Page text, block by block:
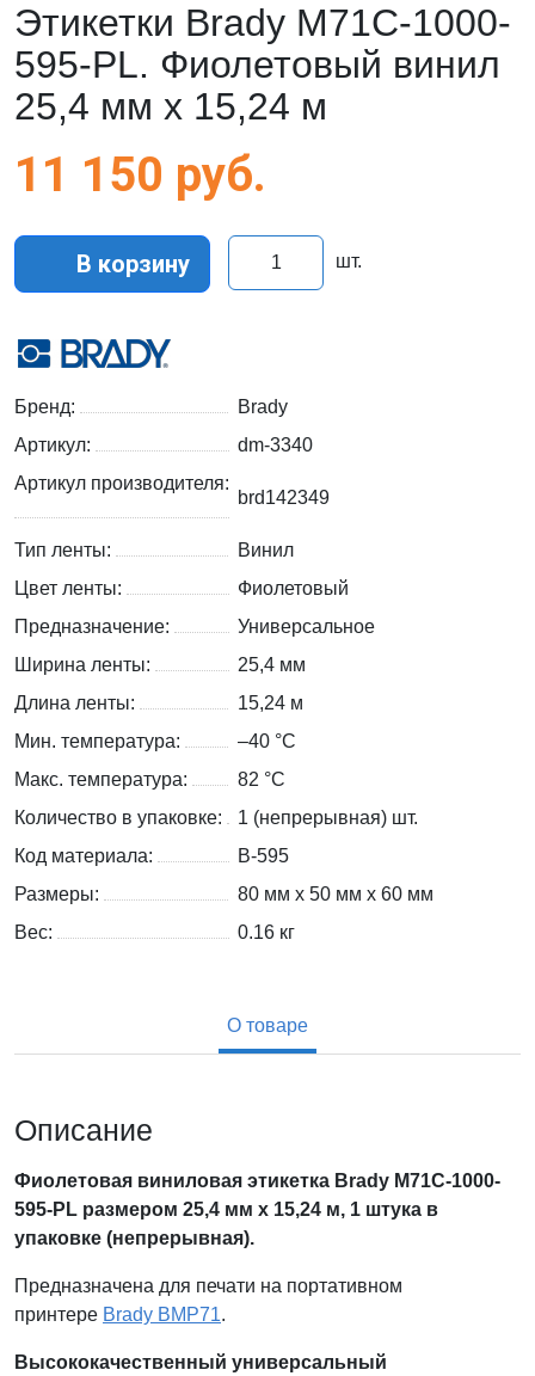
Этикетки Brady M71C-1000-
595-PL. Фиолетовый винил
25,4 мм x 15,24 м
11 150 руб.
В корзину шт.
Бренд:
Brady
Артикул:
dm-3340
Артикул производителя:
brd142349
Тип ленты:
Винил
Цвет ленты:
Фиолетовый
Предназначение:
Универсальное
Ширина ленты:
25,4 мм
Длина ленты:
15,24 м
Мин. температура:
–40 °С
Макс. температура:
82 °С
Количество в упаковке:
1 (непрерывная) шт.
Код материала:
B-595
Размеры:
80 мм x 50 мм x 60 мм
Вес:
0.16 кг
О товаре
Описание
Фиолетовая виниловая этикетка Brady M71C-1000-
595-PL размером 25,4 мм x 15,24 м, 1 штука в
упаковке (непрерывная).
Предназначена для печати на портативном
принтере Brady BMP71.
Высококачественный универсальный